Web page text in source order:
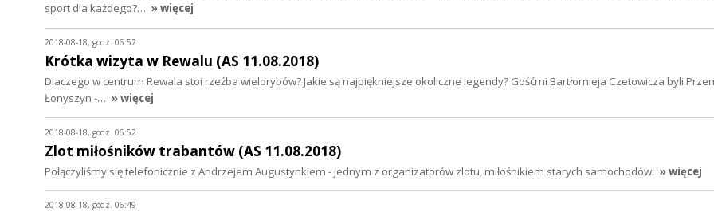
sport dla każdego?… » więcej
2018-08-18, godz. 06:52
Krótka wizyta w Rewalu (AS 11.08.2018)
Dlaczego w centrum Rewala stoi rzeźba wielorybów? Jakie są najpiękniejsze okoliczne legendy? Gośćmi Bartłomieja Czetowicza byli
Łonyszyn -… » więcej
2018-08-18, godz. 06:52
Zlot miłośników trabantów (AS 11.08.2018)
Połączyliśmy się telefonicznie z Andrzejem Augustynkiem - jednym z organizatorów zlotu, miłośnikiem starych samochodów. » więcej
2018-08-18, godz. 06:49